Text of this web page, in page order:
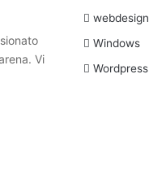
Vi
webdesign
Windows
Wordpress